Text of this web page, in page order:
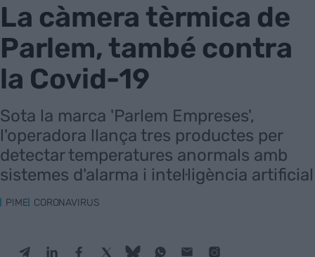
La càmera tèrmica de
Parlem, també contra
la Covid-19
Sota la marca 'Parlem Empreses',
l'operadora llança tres productes per
detectar temperatures anormals amb
sistemes d'alarma i intel·ligència artificial
PIME CORONAVIRUS